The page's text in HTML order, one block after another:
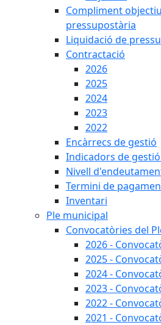
Compliment
pressupostària
Liquidació de
Contractació
2026
2025
2024
2023
2022
Encàrrecs de gestió
Indicadors de
Nivell
Termini de
Inventari
Ple municipal
Convocatòries del
2026 -
2025 -
2024 -
2023 -
2022 -
2021 -